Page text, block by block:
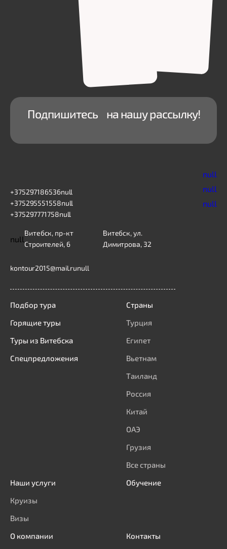
Подпишитесь на нашу рассылку!
+375297186536null
+375295551558null
+375297771758null
Витебск, ул.
Димитрова, 32
Витебск, пр-кт
Строителей, 6
null
kontour2015@mail.runull
null
null
null
Подбор тура
Горящие туры
Туры из Витебска
Спецпредложения
Страны
Турция
Египет
Вьетнам
Таиланд
Россия
Китай
ОАЭ
Грузия
Все страны
Наши услуги
Круизы
Визы
Обучение
О компании Контакты